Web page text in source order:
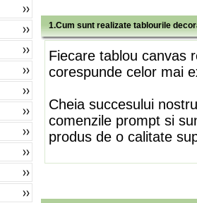
1.Cum sunt realizate tablourile
Fiecare tablou canvas
corespunde celor mai
Cheia succesului
comenzile prompt si
produs de o calitate